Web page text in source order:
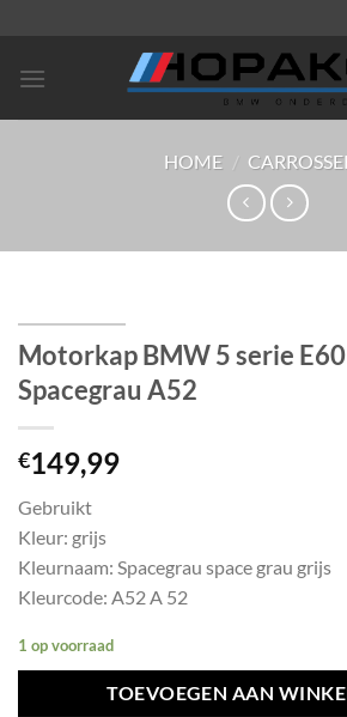
inhoud
HOME /
Motorkap BMW 5 serie E60
Spacegrau A52
€149,99
Gebruikt
Kleur: grijs
Kleurnaam: Spacegrau space grau grijs
Kleurcode: A52 A 52
1 op voorraad
TOEVOEGEN AAN